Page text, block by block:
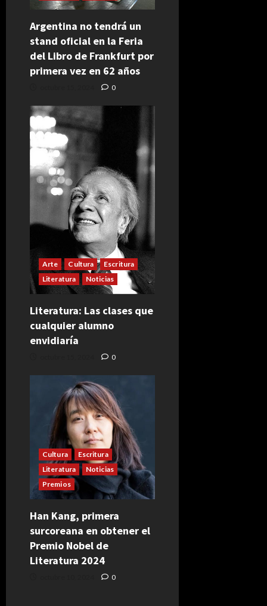
Argentina no tendrá un
stand oficial en la Feria
del Libro de Frankfurt por
primera vez en 62 años
0
Arte Cultura
Escritura
Literatura
Noticias
Literatura: Las clases que
cualquier alumno
envidiaría
0
Cultura
Escritura
Literatura
Noticias
Premios
Han Kang, primera
surcoreana en obtener el
Premio Nobel de
Literatura 2024
0